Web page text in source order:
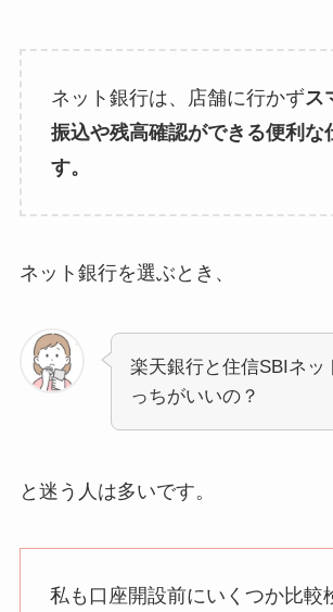
ネット銀行は、店舗に行かずス
振込や残高確認ができる便利な
す。
ネット銀行を選ぶとき、
楽天銀行と住信SBIネッ
っちがいいの？
と迷う人は多いです。
私も口座開設前にいくつか比較